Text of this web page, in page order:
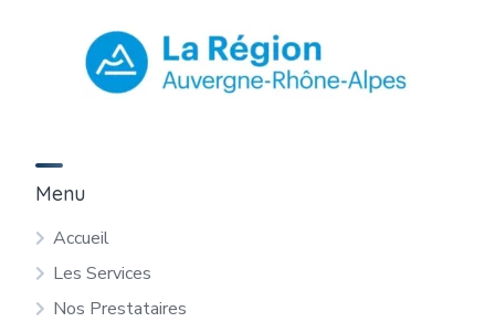
Menu
Accueil
Les Services
Nos Prestataires